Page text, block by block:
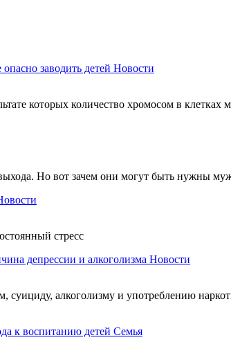
заводить детей Новости
которых количество хромосом в
Но вот зачем они могут быть нужны
стресс
депрессии и алкоголизма Новости
алкоголизму и употреблению
к воспитанию детей Семья